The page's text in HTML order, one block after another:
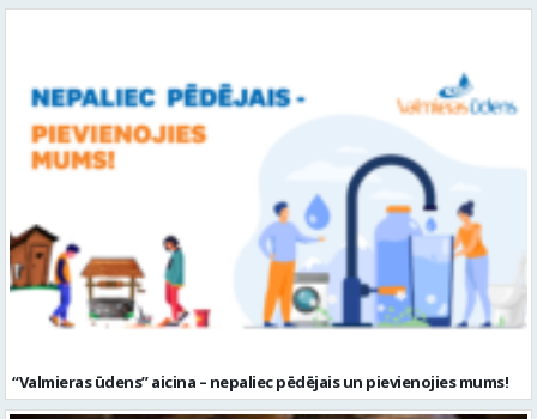
“Valmieras ūdens” aicina – nepaliec pēdējais un pievienojies mums!